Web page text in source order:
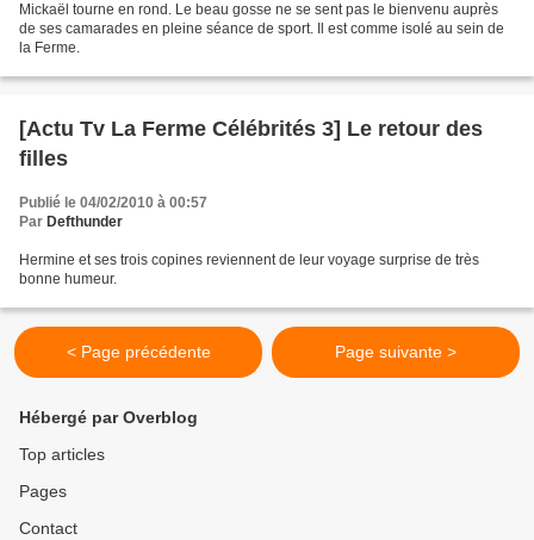
Mickaël tourne en rond. Le beau gosse ne se sent pas le bienvenu auprès
de ses camarades en pleine séance de sport. Il est comme isolé au sein de
la Ferme.
[Actu Tv La Ferme Célébrités 3] Le retour des
filles
Publié le 04/02/2010 à 00:57
Par Defthunder
Hermine et ses trois copines reviennent de leur voyage surprise de très
bonne humeur.
< Page précédente Page suivante >
Hébergé par Overblog
Top articles
Pages
Contact